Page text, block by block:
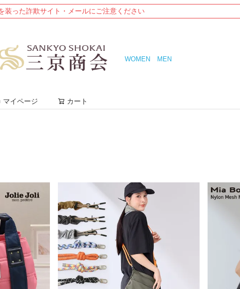
装った詐欺サイト・メールにご注意ください
WOMEN MEN
マイページ カート